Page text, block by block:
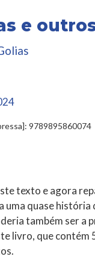
e
9789895860074
texto e agora
uma quase história
também ser a
livro, que contém